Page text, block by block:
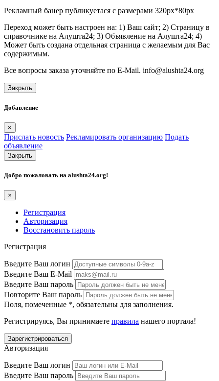
Рекламный банер публикуетася с размерами 320px*80px
Переход может быть настроен на: 1) Ваш сайт; 2) Страницу в
справочнике на Алушта24; 3) Объявление на Алушта24; 4)
Может быть создана отдельная страница с желаемым для Вас
содержимым.
Все вопросы заказа уточняйте по E-Mail. info@alushta24.org
Закрыть
Добавление
×
Прислать новость Рекламировать организацию Подать
объявление
Закрыть
Добро пожаловать на alushta24.org!
×
Регистрация
Авторизация
Восстановить пароль
Регистрация
Введите Ваш логин
Введите Ваш E-Mail
Введите Ваш пароль
Повторите Ваш пароль
Поля, помеченные *, обязательны для заполнения.
Регистрируясь, Вы принимаете правила нашего портала!
Авторизация
Введите Ваш логин
Введите Ваш пароль